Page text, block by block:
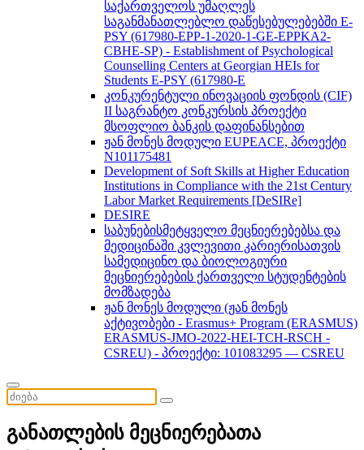
საქართველოს უმაღლეს
საგანმანათლებლო დაწესებულებებში E-
PSY (617980-EPP-1-2020-1-GE-EPPKA2-
CBHE-SP) - Establishment of Psychological
Counselling Centers at Georgian HEIs for
Students E-PSY (617980-E
კონკურენტული ინოვაციის ფონდის (CIF)
II საგრანტო კონკურსის პროექტი
მსოფლიო ბანკის დაფინანსებით
ჟან მონეს მოდული EUPEACE, პროექტი
N101175481
Development of Soft Skills at Higher Education
Institutions in Compliance with the 21st Century
Labor Market Requirements [DeSIRe]
DESIRE
საბუნებისმეტყველო მეცნიერებებსა და
მედიცინაში კვლევითი კარიერისათვის
სამედიცინო და ბიოლოგიური
მეცნიერებების ქართველი სტუდენტების
მომზადება
ჟან მონეს მოდული (ჟან მონეს
აქტივობები - Erasmus+ Program (ERASMUS)
ERASMUS-JMO-2022-HEI-TCH-RSCH -
CSREU) - პროექტი: 101083295 — CSREU
განათლების მეცნიერებათა